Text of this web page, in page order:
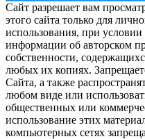
Сайт разрешает вам
этого сайта только для
использования, при
информации об авторском
собственности,
любых их копиях.
Сайта, а также
любом виде или
общественных или
использование этих
компьютерных сетях